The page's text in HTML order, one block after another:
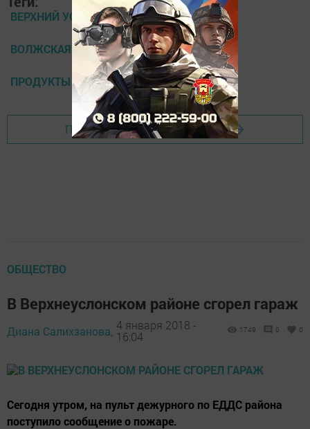
ВЕРХНИЙ УСЛОН
ВОЛЖСКАЯ НОВЬ
ПРОДУКТЫ
Перейти на страницу новости
ОБЩЕСТВО
В Верхнеуслонском районе сгорел гараж
Диана Салихзанова, 4 января 2018 -
16:04
1749 0 0
Сегодня утром, на пульт дежурного по ЕДДС района
поступило сообщение о пожаре.